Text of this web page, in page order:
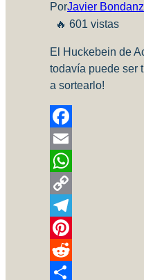
PorJavier
🔥 601 vistas
El Huckebein de
todavía puede ser
a sortearlo!
Facebook
Email
WhatsApp
Copy
Link
Telegram
Pinterest
Reddit